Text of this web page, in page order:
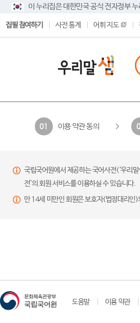
이 누리집은 대한민국 공식 전자정부
집필 참여하기 사전 통계 어휘 지도
01 이용 약관 동의
국립국어원에서 제공하는 국어사전(‘우리
전’의 회원 서비스를 이용하실 수 있습니다.
만 14세 미만인 회원은 보호자(법정대리인
도움말 이용 약관